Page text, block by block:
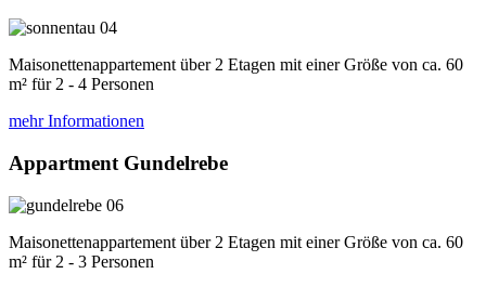
Maisonettenappartement über 2 Etagen mit einer Größe von ca. 60
m² für 2 - 4 Personen
mehr Informationen
Appartment Gundelrebe
Maisonettenappartement über 2 Etagen mit einer Größe von ca. 60
m² für 2 - 3 Personen